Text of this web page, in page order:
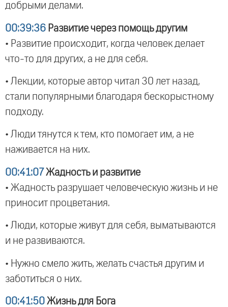
добрыми делами.
00:39:36 Развитие через помощь другим
• Развитие происходит, когда человек делает
что-то для других, а не для себя.
• Лекции, которые автор читал 30 лет назад,
стали популярными благодаря бескорыстному
подходу.
• Люди тянутся к тем, кто помогает им, а не
наживается на них.
00:41:07 Жадность и развитие
• Жадность разрушает человеческую жизнь и не
приносит процветания.
• Люди, которые живут для себя, выматываются
и не развиваются.
• Нужно смело жить, желать счастья другим и
заботиться о них.
00:41:50 Жизнь для Бога